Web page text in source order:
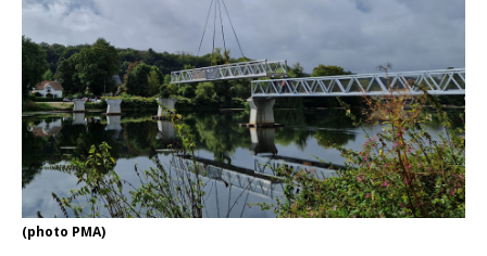
(photo PMA)